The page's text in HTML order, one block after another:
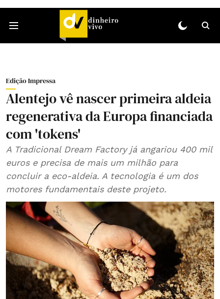
Edição Impressa
Alentejo vê nascer primeira aldeia
regenerativa da Europa financiada
com 'tokens'
A Tradicional Dream Factory já angariou 400 mil
euros e precisa de mais um milhão para
concluir a eco-aldeia. A tecnologia é um dos
motores fundamentais deste projeto.